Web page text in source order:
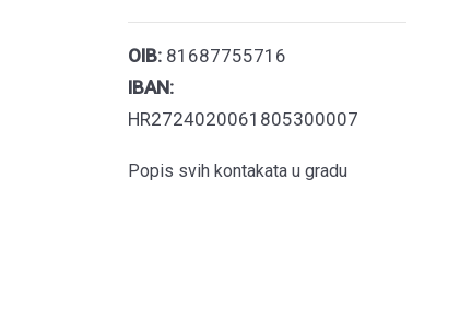
OIB: 81687755716
IBAN:
HR2724020061805300007
Popis svih kontakata u gradu